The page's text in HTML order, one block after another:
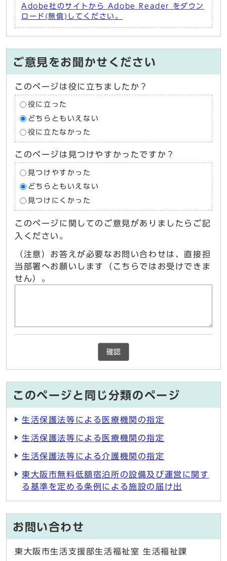
Adobe社のサイトから Adobe Reader をダウン
ロード(無償)してください。
ご意見をお聞かせください
このページは役に立ちましたか？
役に立った
どちらともいえない
役に立たなかった
このページは見つけやすかったですか？
見つけやすかった
どちらともいえない
見つけにくかった
このページに関してのご意見がありましたらご記
入ください。
（注意）お答えが必要なお問い合わせは、直接担
当部署へお願いします（こちらではお受けできま
せん）。
確認
このページと同じ分類のページ
生活保護法等による医療機関の指定
生活保護法等による医療機関の指定
生活保護法等による介護機関の指定
東大阪市無料低額宿泊所の設備及び運営に関す
る基準を定める条例による施設の届け出
お問い合わせ
東大阪市生活支援部生活福祉室 生活福祉課